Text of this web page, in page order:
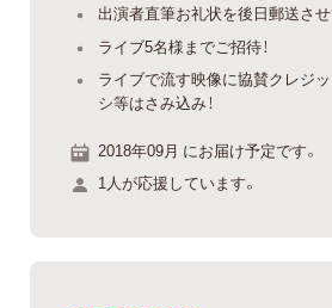
出演者直筆お礼状を後日郵送させ
ライブ5名様までご招待！
ライブで流す映像に協賛クレジ
シ等はさみ込み！
2018年09月 にお届け予定です。
1人が応援しています。